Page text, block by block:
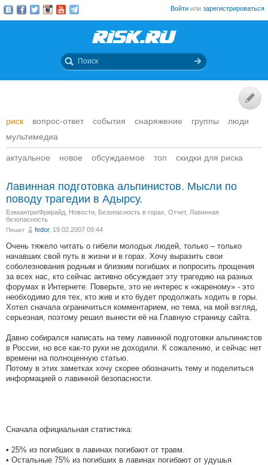
Войти или зарегистрироваться
риск вопрос-ответ события снаряжение группы
люди
мультимедиа
актуальное новое обсуждаемое топ скидки для риска
Лавинная подготовка альпинистов. Мысли по
поводу трагедии в Адырсу.
Бэккантри/Фрирайд Новости Безопасность в горах Отчет, Лавинная
безопасность
Пишет fedor, 19.02.2007 09:44
Очень тяжело читать о гибели молодых людей, только – только
начавших свой путь в жизни и в горах. Хочу выразить свои
соболезнования родным и близким погибших и попросить прощения
за всех нас, кто сейчас активно обсуждает эту трагедию на разных
форумах в Интернете. Поверьте, это не интерес к «жареному» - это
необходимо для тех, кто жив и кто будет продолжать ходить в горы.
Хотел сначала ограничиться комментарием, но тема, на мой взгляд,
серьезная, поэтому решил вынести её на Главную страницу сайта.
Давно собирался написать на тему лавинной подготовки альпинистов
в России, но все как-то руки не доходили. К сожалению, и сейчас нет
времени на полноценную статью.
Потому в этих заметках хочу скорее обозначить тему и поделиться
информацией о лавинной безопасности.
Сначала официальная статистика:
• 25% из погибших в лавинах погибают от травм.
• Остальные 75% из погибших в лавинах погибают от удушья